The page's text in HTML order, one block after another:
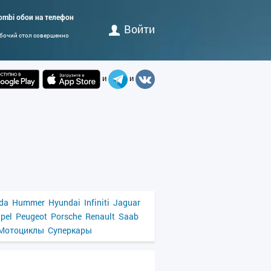
обои на телефон
стол совершенно Войти
и и
Hummer Hyundai Infiniti Jaguar
Peugeot Porsche Renault Saab
Суперкары